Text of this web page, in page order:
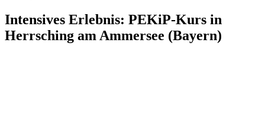
Intensives Erlebnis: PEKiP-Kurs in
Herrsching am Ammersee (Bayern)